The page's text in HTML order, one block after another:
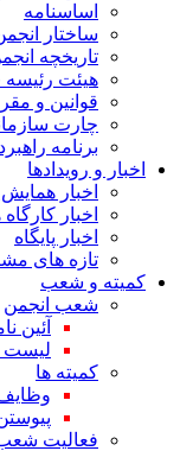
اساسنامه
ساختار انجمن
تاریخچه انجمن
هیئت رئیسه
قوانین و
چارت
برنامه راهبردی
اخبار و رویدادها
اخبار همایش
اخبار کارگاه ها
اخبار پایگاه
تازه های
کمیته و شعب
شعب انجمن
آئین
لیست
کمیته ها
وظایف
پیوستن
فعالیت شعب